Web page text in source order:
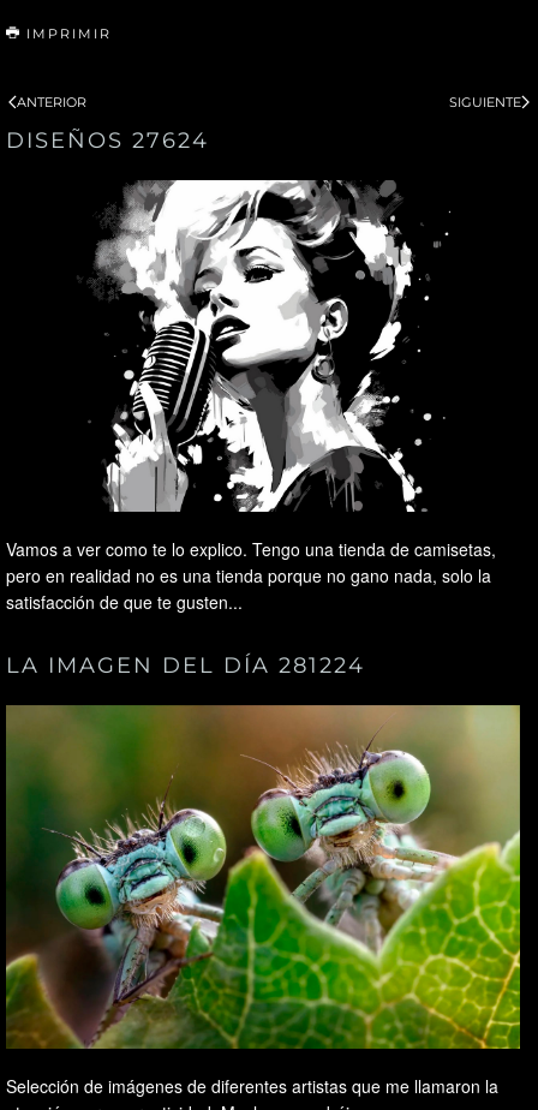
IMPRIMIR
ANTERIOR SIGUIENTE
DISEÑOS 27624
Vamos a ver como te lo explico. Tengo una tienda de camisetas,
pero en realidad no es una tienda porque no gano nada, solo la
satisfacción de que te gusten...
LA IMAGEN DEL DÍA 281224
Selección de imágenes de diferentes artistas que me llamaron la